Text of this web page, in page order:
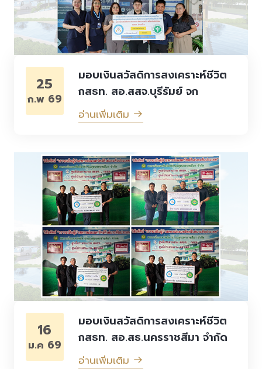
25
ก.พ 69
มอบเงินสวัสดิการสงเคราะห์ชีวิต
กสธท. สอ.สสจ.บุรีรัมย์ จก
อ่านเพิ่มเติม
16
ม.ค 69
มอบเงินสวัสดิการสงเคราะห์ชีวิต
กสธท. สอ.สธ.นครราชสีมา จำกัด
อ่านเพิ่มเติม